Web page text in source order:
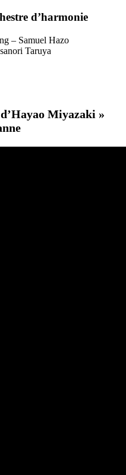
d’harmonie
– Samuel Hazo
Taruya
Miyazaki »